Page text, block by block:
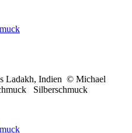
Ladakh, Indien © Michael
Silberschmuck